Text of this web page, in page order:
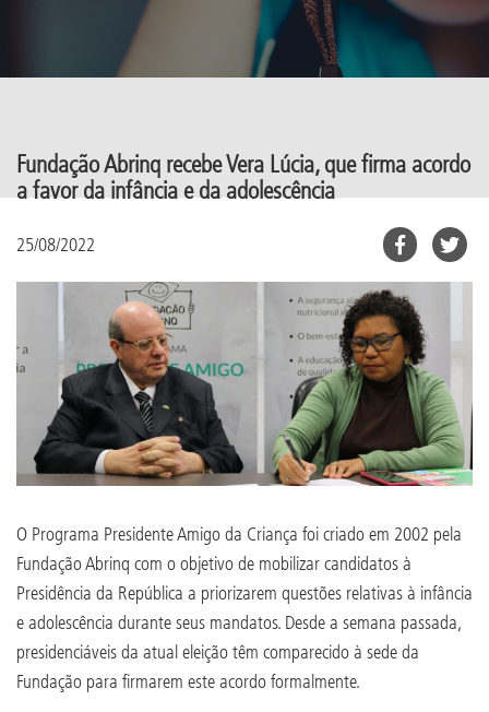
Fundação Abrinq recebe Vera Lúcia, que firma acordo
a favor da infância e da adolescência
25/08/2022
O Programa Presidente Amigo da Criança foi criado em 2002 pela
Fundação Abrinq com o objetivo de mobilizar candidatos à
Presidência da República a priorizarem questões relativas à infância
e adolescência durante seus mandatos. Desde a semana passada,
presidenciáveis da atual eleição têm comparecido à sede da
Fundação para firmarem este acordo formalmente.